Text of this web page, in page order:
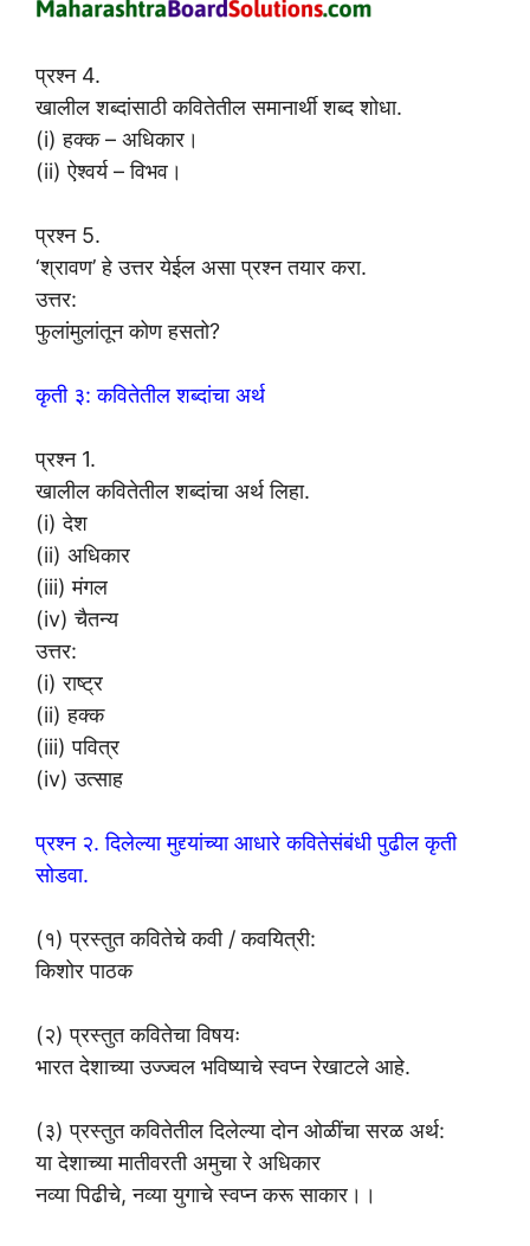
प्रश्न 4.
खालील शब्दांसाठी कवितेतील समानार्थी शब्द शोधा.
(i) हक्क – अधिकार।
(ii) ऐश्वर्य – विभव।
प्रश्न 5.
‘श्रावण’ हे उत्तर येईल असा प्रश्न तयार करा.
उत्तर:
फुलांमुलांतून कोण हसतो?
कृती ३: कवितेतील शब्दांचा अर्थ
प्रश्न 1.
खालील कवितेतील शब्दांचा अर्थ लिहा.
(i) देश
(ii) अधिकार
(iii) मंगल
(iv) चैतन्य
उत्तर:
(i) राष्ट्र
(ii) हक्क
(iii) पवित्र
(iv) उत्साह
प्रश्न २. दिलेल्या मुद्द्यांच्या आधारे कवितेसंबंधी पुढील कृती
सोडवा.
(१) प्रस्तुत कवितेचे कवी / कवयित्री:
किशोर पाठक
(२) प्रस्तुत कवितेचा विषयः
भारत देशाच्या उज्ज्वल भविष्याचे स्वप्न रेखाटले आहे.
(३) प्रस्तुत कवितेतील दिलेल्या दोन ओळींचा सरळ अर्थ:
या देशाच्या मातीवरती अमुचा रे अधिकार
नव्या पिढीचे, नव्या युगाचे स्वप्न करू साकार।।